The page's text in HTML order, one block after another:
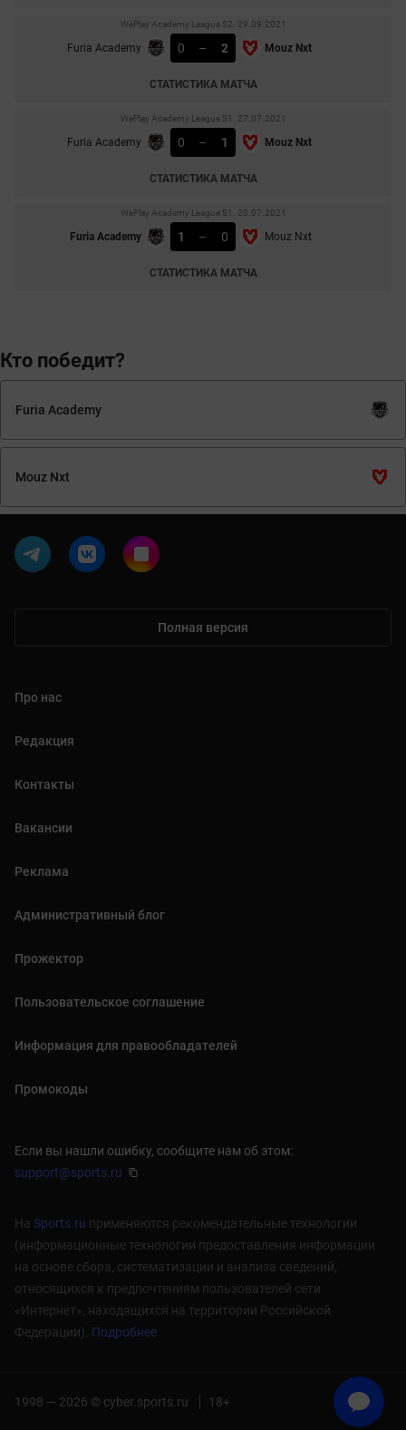
Кто победит?
Furia Academy
Mouz Nxt
WePlay Academy League S2. 29.09.2021
Furia Academy 0 – 2 Mouz Nxt
СТАТИСТИКА МАТЧА
WePlay Academy League S1. 27.07.2021
Furia Academy 0 – 1 Mouz Nxt
СТАТИСТИКА МАТЧА
WePlay Academy League S1. 20.07.2021
Furia Academy 1 – 0 Mouz Nxt
СТАТИСТИКА МАТЧА
Полная версия
Про нас
Редакция
Контакты
Вакансии
Реклама
Административный блог
Прожектор
Пользовательское соглашение
Информация для правообладателей
Промокоды
Если вы нашли ошибку, сообщите нам об этом:
support@sports.ru
На Sports.ru применяются рекомендательные технологии
(информационные технологии предоставления информации
на основе сбора, систематизации и анализа сведений,
относящихся к предпочтениям пользователей сети
«Интернет», находящихся на территории Российской
Федерации). Подробнее
1998 — 2026 © cyber.sports.ru 18+